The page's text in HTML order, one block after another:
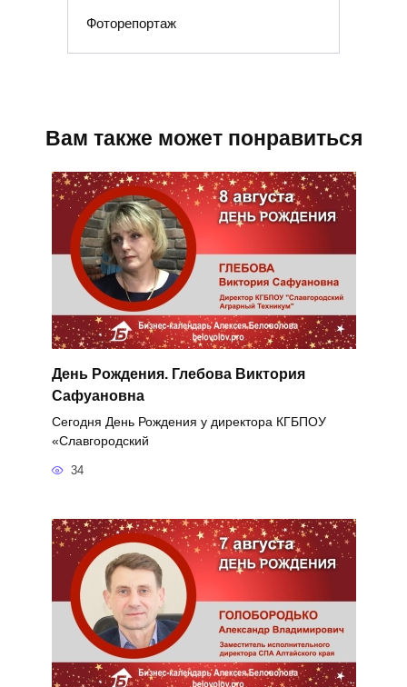
Фоторепортаж
Вам также может понравиться
День Рождения. Глебова Виктория
Сафуановна
Сегодня День Рождения у директора КГБПОУ
«Славгородский
34